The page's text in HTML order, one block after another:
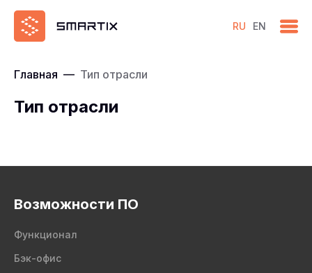
RU EN
Главная — Тип отрасли
Тип отрасли
Возможности ПО
Функционал
Бэк-офис